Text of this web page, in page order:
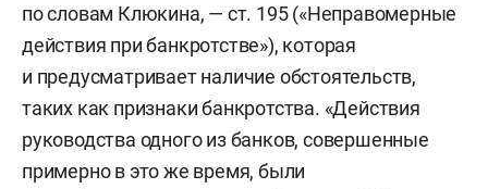
по словам Клюкина, — ст. 195 («Неправомерные
действия при банкротстве»), которая
и предусматривает наличие обстоятельств,
таких как признаки банкротства. «Действия
руководства одного из банков, совершенные
примерно в это же время, были